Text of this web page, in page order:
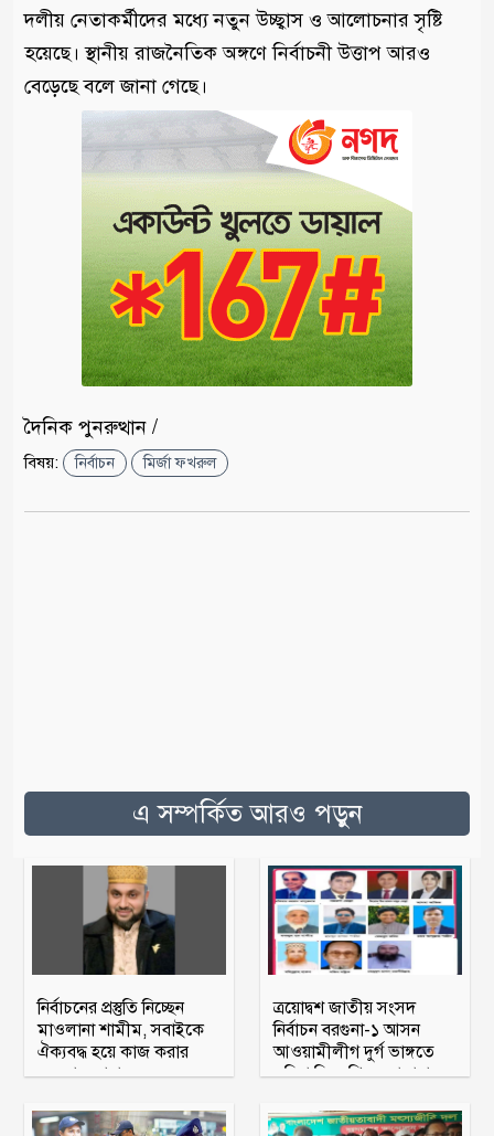
দলীয় নেতাকর্মীদের মধ্যে নতুন উচ্ছ্বাস ও আলোচনার সৃষ্টি
হয়েছে। স্থানীয় রাজনৈতিক অঙ্গণে নির্বাচনী উত্তাপ আরও
বেড়েছে বলে জানা গেছে।
দৈনিক পুনরুত্থান /
বিষয়: নির্বাচন মির্জা ফখরুল
এ সম্পর্কিত আরও পড়ুন
নির্বাচনের প্রস্তুতি নিচ্ছেন
মাওলানা শামীম, সবাইকে
ঐক্যবদ্ধ হয়ে কাজ করার
অহব্বান জানান
ত্রয়োদ্বশ জাতীয় সংসদ
নির্বাচন বরগুনা-১ আসন
আওয়ামীলীগ দুর্গ ভাঙ্গতে
মরিয়া বিএনপি ও জামায়াত